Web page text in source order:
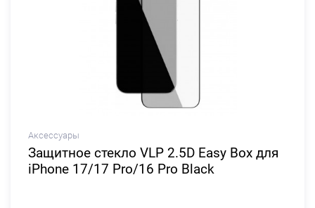
Аксессуары
Защитное стекло VLP 2.5D Easy Box для
iPhone 17/17 Pro/16 Pro Black